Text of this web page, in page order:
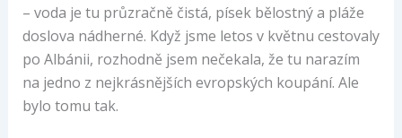
– voda je tu průzračně čistá, písek bělostný a pláže
doslova nádherné. Když jsme letos v květnu cestovaly
po Albánii, rozhodně jsem nečekala, že tu narazím
na jedno z nejkrásnějších evropských koupání. Ale
bylo tomu tak.